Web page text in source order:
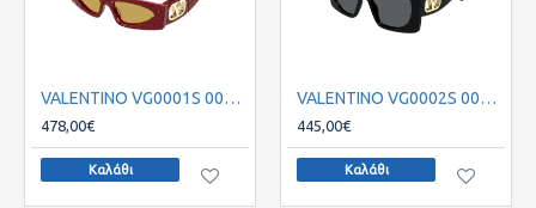
VALENTINO VG0001S 004 53
478,00€
Καλάθι
VALENTINO VG0002S 001 55
445,00€
Καλάθι